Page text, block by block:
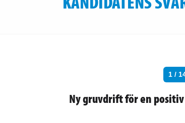
1 /
Ny gruvdrift för en